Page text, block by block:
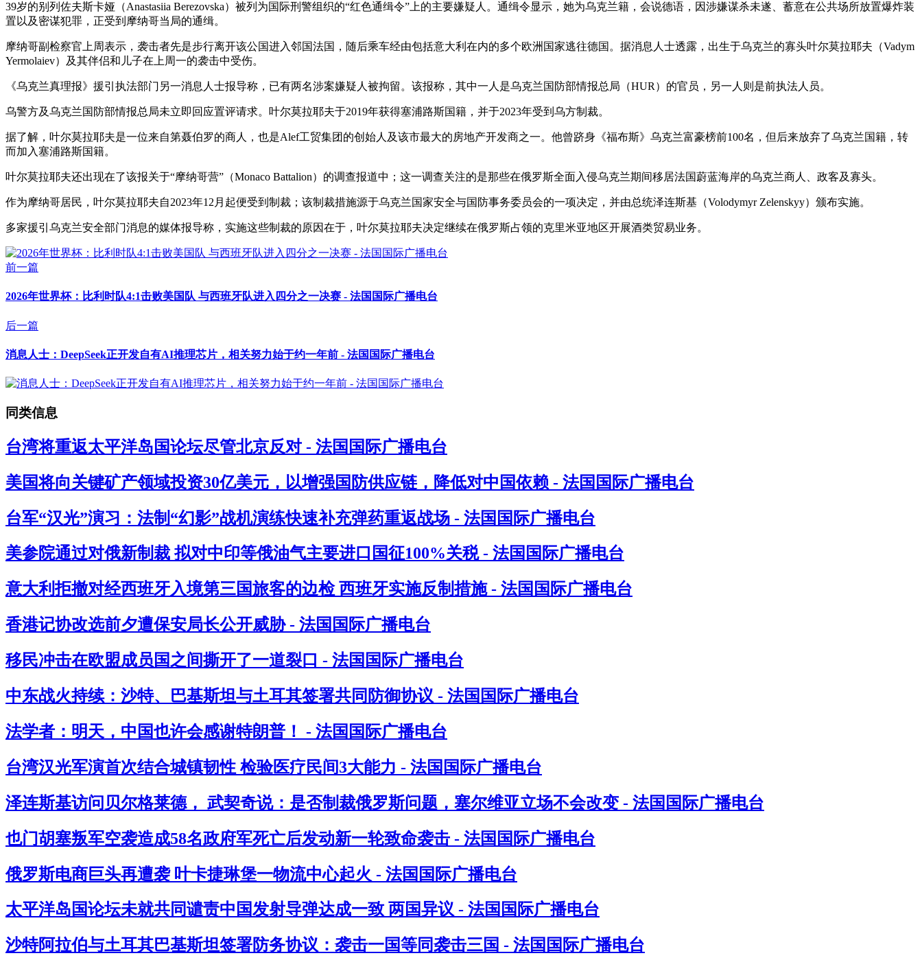
39岁的别列佐夫斯卡娅（Anastasiia Berezovska）被列为国际刑警组织的“红色通缉令”上的主要嫌疑人。通缉令显示，她为乌克兰籍，会说德语，因涉嫌谋杀未遂、蓄意在公共场所放置爆炸装
置以及密谋犯罪，正受到摩纳哥当局的通缉。
摩纳哥副检察官上周表示，袭击者先是步行离开该公国进入邻国法国，随后乘车经由包括意大利在内的多个欧洲国家逃往德国。据消息人士透露，出生于乌克兰的寡头叶尔莫拉耶夫（Vadym
Yermolaiev）及其伴侣和儿子在上周一的袭击中受伤。
《乌克兰真理报》援引执法部门另一消息人士报导称，已有两名涉案嫌疑人被拘留。该报称，其中一人是乌克兰国防部情报总局（HUR）的官员，另一人则是前执法人员。
乌警方及乌克兰国防部情报总局未立即回应置评请求。叶尔莫拉耶夫于2019年获得塞浦路斯国籍，并于2023年受到乌方制裁。
据了解，叶尔莫拉耶夫是一位来自第聂伯罗的商人，也是Alef工贸集团的创始人及该市最大的房地产开发商之一。他曾跻身《福布斯》乌克兰富豪榜前100名，但后来放弃了乌克兰国籍，转
而加入塞浦路斯国籍。
叶尔莫拉耶夫还出现在了该报关于“摩纳哥营”（Monaco Battalion）的调查报道中；这一调查关注的是那些在俄罗斯全面入侵乌克兰期间移居法国蔚蓝海岸的乌克兰商人、政客及寡头。
作为摩纳哥居民，叶尔莫拉耶夫自2023年12月起便受到制裁；该制裁措施源于乌克兰国家安全与国防事务委员会的一项决定，并由总统泽连斯基（Volodymyr Zelenskyy）颁布实施。
多家援引乌克兰安全部门消息的媒体报导称，实施这些制裁的原因在于，叶尔莫拉耶夫决定继续在俄罗斯占领的克里米亚地区开展酒类贸易业务。
前一篇
2026年世界杯：比利时队4:1击败美国队 与西班牙队进入四分之一决赛 - 法国国际广播电台
后一篇
消息人士：DeepSeek正开发自有AI推理芯片，相关努力始于约一年前 - 法国国际广播电台
同类信息
台湾将重返太平洋岛国论坛尽管北京反对 - 法国国际广播电台
美国将向关键矿产领域投资30亿美元，以增强国防供应链，降低对中国依赖 - 法国国际广播电台
台军“汉光”演习：法制“幻影”战机演练快速补充弹药重返战场 - 法国国际广播电台
美参院通过对俄新制裁 拟对中印等俄油气主要进口国征100%关税 - 法国国际广播电台
意大利拒撤对经西班牙入境第三国旅客的边检 西班牙实施反制措施 - 法国国际广播电台
香港记协改选前夕遭保安局长公开威胁 - 法国国际广播电台
移民冲击在欧盟成员国之间撕开了一道裂口 - 法国国际广播电台
中东战火持续：沙特、巴基斯坦与土耳其签署共同防御协议 - 法国国际广播电台
法学者：明天，中国也许会感谢特朗普！ - 法国国际广播电台
台湾汉光军演首次结合城镇韧性 检验医疗民间3大能力 - 法国国际广播电台
泽连斯基访问贝尔格莱德， 武契奇说：是否制裁俄罗斯问题，塞尔维亚立场不会改变 - 法国国际广播电台
也门胡塞叛军空袭造成58名政府军死亡后发动新一轮致命袭击 - 法国国际广播电台
俄罗斯电商巨头再遭袭 叶卡捷琳堡一物流中心起火 - 法国国际广播电台
太平洋岛国论坛未就共同谴责中国发射导弹达成一致 两国异议 - 法国国际广播电台
沙特阿拉伯与土耳其巴基斯坦签署防务协议：袭击一国等同袭击三国 - 法国国际广播电台